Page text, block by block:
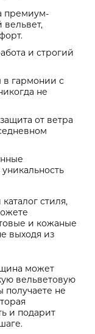
премиум-
вельвет,
и строгий
гармонии с
не
от ветра
стиля,
и кожаные
выходя из
может
вельветовую
получаете не
и подарит